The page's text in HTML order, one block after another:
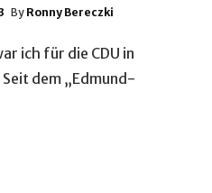
By Ronny Bereczki
ich für die CDU in
dem „Edmund-